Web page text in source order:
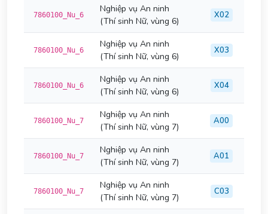
7860100_Nu_6
Nghiệp vụ An ninh
(Thí sinh Nữ, vùng 6)
X02
7860100_Nu_6
Nghiệp vụ An ninh
(Thí sinh Nữ, vùng 6)
X03
7860100_Nu_6
Nghiệp vụ An ninh
(Thí sinh Nữ, vùng 6)
X04
7860100_Nu_7
Nghiệp vụ An ninh
(Thí sinh Nữ, vùng 7)
A00
7860100_Nu_7
Nghiệp vụ An ninh
(Thí sinh Nữ, vùng 7)
A01
7860100_Nu_7
Nghiệp vụ An ninh
(Thí sinh Nữ, vùng 7)
C03